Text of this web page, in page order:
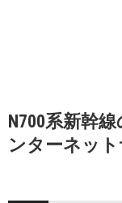
N700系新幹
ンターネッ